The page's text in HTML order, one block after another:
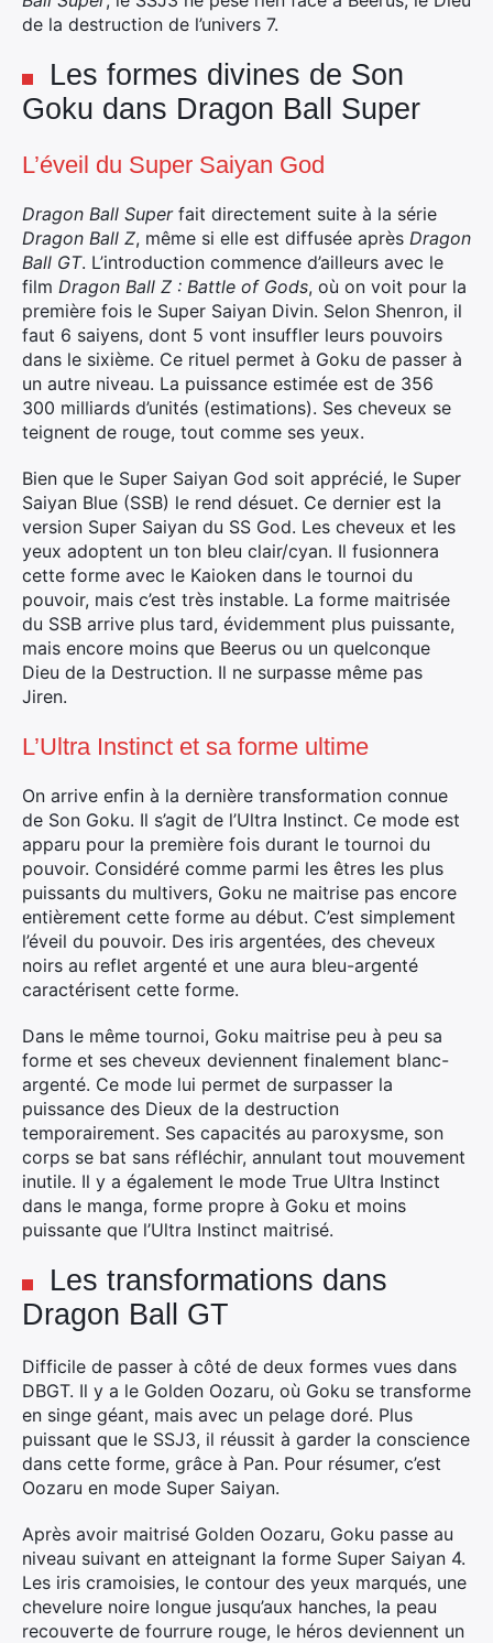
de la destruction de l’univers 7.
Les formes divines de Son
Goku dans Dragon Ball Super
L’éveil du Super Saiyan God
Dragon Ball Super fait directement suite à la série
Dragon Ball Z, même si elle est diffusée après Dragon
Ball GT. L’introduction commence d’ailleurs avec le
film Dragon Ball Z : Battle of Gods, où on voit pour la
première fois le Super Saiyan Divin. Selon Shenron, il
faut 6 saiyens, dont 5 vont insuffler leurs pouvoirs
dans le sixième. Ce rituel permet à Goku de passer à
un autre niveau. La puissance estimée est de 356
300 milliards d’unités (estimations). Ses cheveux se
teignent de rouge, tout comme ses yeux.
Bien que le Super Saiyan God soit apprécié, le Super
Saiyan Blue (SSB) le rend désuet. Ce dernier est la
version Super Saiyan du SS God. Les cheveux et les
yeux adoptent un ton bleu clair/cyan. Il fusionnera
cette forme avec le Kaioken dans le tournoi du
pouvoir, mais c’est très instable. La forme maitrisée
du SSB arrive plus tard, évidemment plus puissante,
mais encore moins que Beerus ou un quelconque
Dieu de la Destruction. Il ne surpasse même pas
Jiren.
L’Ultra Instinct et sa forme ultime
On arrive enfin à la dernière transformation connue
de Son Goku. Il s’agit de l’Ultra Instinct. Ce mode est
apparu pour la première fois durant le tournoi du
pouvoir. Considéré comme parmi les êtres les plus
puissants du multivers, Goku ne maitrise pas encore
entièrement cette forme au début. C’est simplement
l’éveil du pouvoir. Des iris argentées, des cheveux
noirs au reflet argenté et une aura bleu-argenté
caractérisent cette forme.
Dans le même tournoi, Goku maitrise peu à peu sa
forme et ses cheveux deviennent finalement blanc-
argenté. Ce mode lui permet de surpasser la
puissance des Dieux de la destruction
temporairement. Ses capacités au paroxysme, son
corps se bat sans réfléchir, annulant tout mouvement
inutile. Il y a également le mode True Ultra Instinct
dans le manga, forme propre à Goku et moins
puissante que l’Ultra Instinct maitrisé.
Les transformations dans
Dragon Ball GT
Difficile de passer à côté de deux formes vues dans
DBGT. Il y a le Golden Oozaru, où Goku se transforme
en singe géant, mais avec un pelage doré. Plus
puissant que le SSJ3, il réussit à garder la conscience
dans cette forme, grâce à Pan. Pour résumer, c’est
Oozaru en mode Super Saiyan.
Après avoir maitrisé Golden Oozaru, Goku passe au
niveau suivant en atteignant la forme Super Saiyan 4.
Les iris cramoisies, le contour des yeux marqués, une
chevelure noire longue jusqu’aux hanches, la peau
recouverte de fourrure rouge, le héros deviennent un
Rechercher